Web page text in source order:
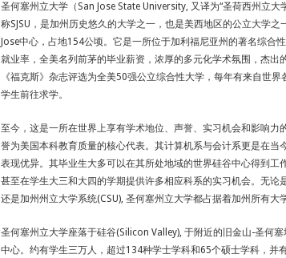
圣何塞州立大学（San Jose State University, 又译为“圣荷西州立大
称SJSU，是加州历史悠久的大学之一，也是美西地区的公立大学之
Jose中心，占地154公顷。它是一所位于加利福尼亚州的著名综合
就业率，全美名列前茅的毕业薪资，浓厚的多元化学术氛围，杰出
《福克斯》杂志评选为全美50强公立综合性大学，每年有来自世界
学生前往求学。
至今，这是一所在世界上享有学术地位、声誉、实习机会和影响力
誉为美国本科教育质量的核心代表。其计算机系与会计系更是在当
表现优异。其毕业生大多可以在其所处地域的世界硅谷中心得到工
甚至在学生大三和大四的学期提供许多相应科系的实习机会。无论
还是加州州立大学系统(CSU), 圣何塞州立大学都占据着加州所有大
圣何塞州立大学座落于硅谷(Silicon Valley), 于附近的旧金山-圣何
中心。约有学生三万人，超过134种学士学科和65个硕士学科，并